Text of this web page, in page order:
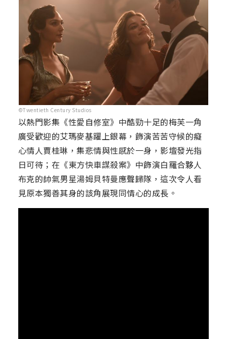
©Twentieth Century Studios
以熱門影集《性愛自修室》中酷勁十足的梅芙一角
廣受歡迎的艾瑪麥基躍上銀幕，飾演苦苦守候的癡
心情人賈桂琳，集悲情與性感於一身，影壇發光指
日可待；在《東方快車謀殺案》中飾演白羅合夥人
布克的帥氣男星湯姆貝特曼應聲歸隊，這次令人看
見原本獨善其身的該角展現同情心的成長。